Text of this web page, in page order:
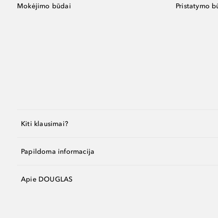
Mokėjimo būdai Pristatymo
Kiti klausimai?
Papildoma informacija
Apie DOUGLAS